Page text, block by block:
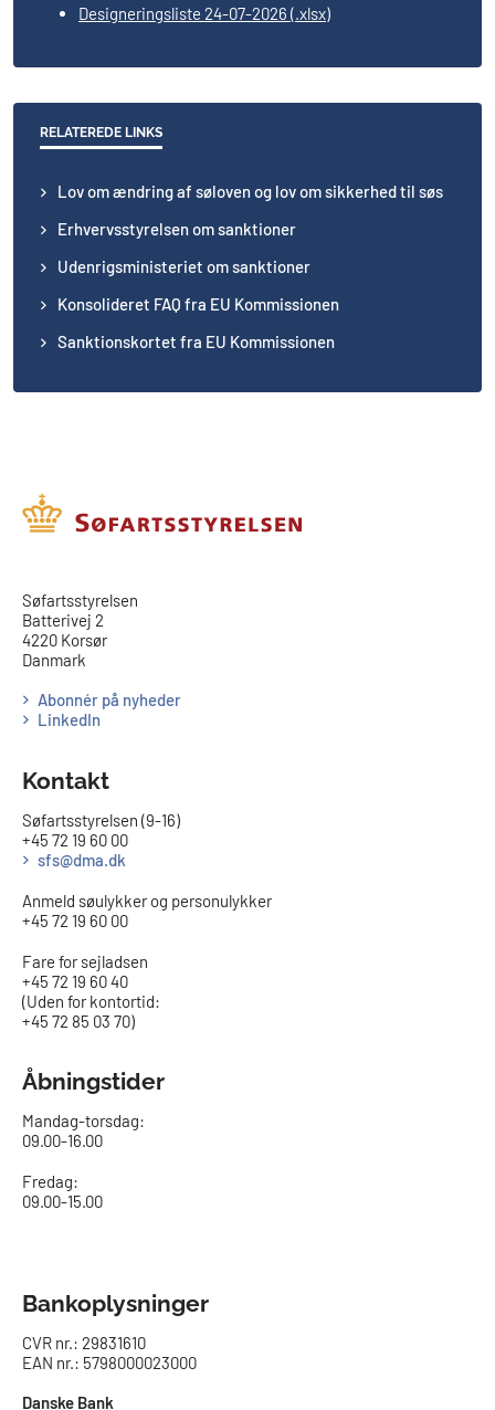
Designeringsliste 24-07-2026 (.xlsx)
RELATEREDE LINKS
Lov om ændring af søloven og lov om sikkerhed til søs
Erhvervsstyrelsen om sanktioner
Udenrigsministeriet om sanktioner
Konsolideret FAQ fra EU Kommissionen
Sanktionskortet fra EU Kommissionen
​​Søfartsstyrelsen
Batterivej 2
4220 Korsør
Danmark
Abonnér på nyheder
LinkedIn
Kontakt
Søfartsstyrelsen (9-16)
+45 72 19 60 00
sfs@dma.dk
Anmeld søulykker og personulykker
+45 72 19 60 00
Fare for sejladsen
+45 72 19 60 40
(Uden for kontortid:
+45 72 85 03 70)
Åbningstider
Mandag-torsdag:
09.00-16.00​
Fredag:
09.00-15.00
Bankoplysninger
CVR nr.: 29831610
EAN nr.: 5798000023000
Danske Bank